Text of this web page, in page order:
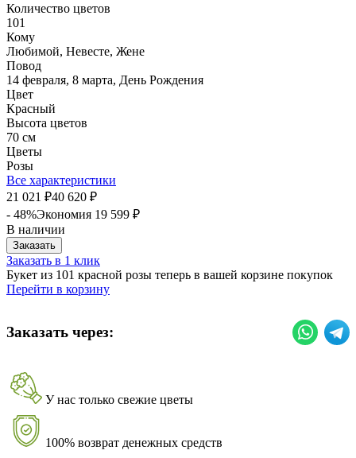
Количество цветов
101
Кому
Любимой, Невесте, Жене
Повод
14 февраля, 8 марта, День Рождения
Цвет
Красный
Высота цветов
70 см
Цветы
Розы
Все характеристики
21 021
₽40 620 ₽
- 48%Экономия 19 599 ₽
В наличии
Заказать
Заказать в 1 клик
Букет из 101 красной розы теперь в вашей корзине покупок
Перейти в корзину
Заказать через:
У нас только свежие цветы
100% возврат денежных средств